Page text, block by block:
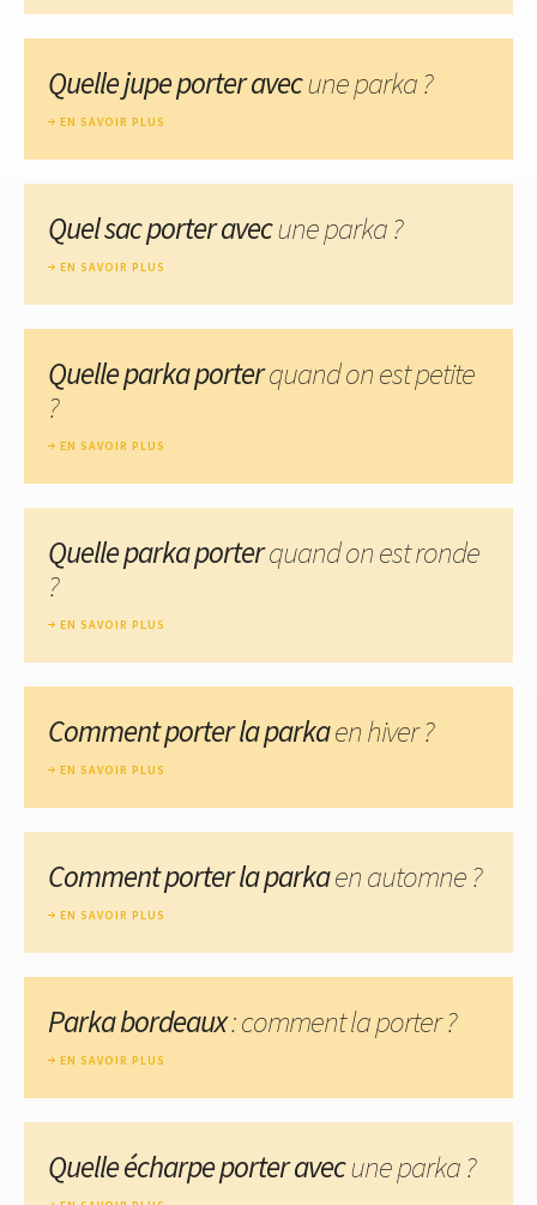
Quelle jupe porter avecune parka ?
EN SAVOIR PLUS
Quel sac porter avecune parka ?
EN SAVOIR PLUS
Quelle parka porterquand on est petite
?
EN SAVOIR PLUS
Quelle parka porterquand on est ronde
?
EN SAVOIR PLUS
Comment porter la parkaen hiver ?
EN SAVOIR PLUS
Comment porter la parkaen automne ?
EN SAVOIR PLUS
Parka bordeaux: comment la porter ?
EN SAVOIR PLUS
Quelle écharpe porter avecune parka ?